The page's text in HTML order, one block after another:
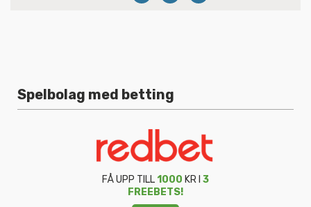
Spelbolag med betting
FÅ UPP TILL1000 KR I 3
FREEBETS!